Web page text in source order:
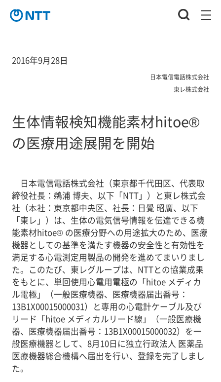
2016年9月28日
日本電信電話株式会社
東レ株式会社
生体情報検知機能素材hitoe®
の医療用途展開を開始
日本電信電話株式会社（東京都千代田区、代表取
締役社長：鵜浦 博夫、以下「NTT」）と東レ株式会
社（本社：東京都中央区、社長：日覺 昭廣、以下
「東レ」）は、生体の電気信号情報を伝達できる機
能素材hitoe® の医療分野への用途拡大のため、医療
機器としての基準を満たす機器の安全性と有効性を
満足する心電測定用製品の開発を進めてまいりまし
た。このたび、東レグループは、NTTとの協業成果
をもとに、単回使用心電用電極の「hitoe メディカ
ル電極」（一般医療機器、医療機器届出番号：
13B1X00015000031）と専用の心電計ケーブル及び
リード「hitoe メディカルリード線」（一般医療機
器、医療機器届出番号：13B1X00015000032）を一
般医療機器として、8月10日に独立行政法人 医薬品
医療機器総合機構へ届出を行い、登録を完了しまし
た。